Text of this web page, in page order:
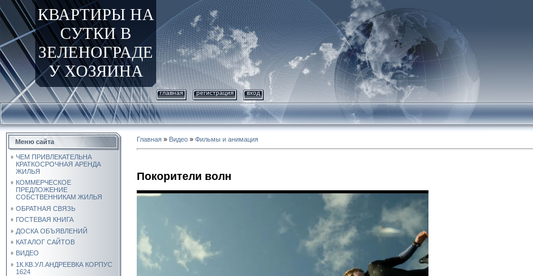
КВАРТИРЫ НА
СУТКИ В
ЗЕЛЕНОГРАДЕ
У ХОЗЯИНА
главная регистрация вход
Меню сайта
ЧЕМ ПРИВЛЕКАТЕЛЬНА
КРАТКОСРОЧНАЯ АРЕНДА
ЖИЛЬЯ
КОММЕРЧЕСКОЕ
ПРЕДЛОЖЕНИЕ
СОБСТВЕННИКАМ ЖИЛЬЯ
ОБРАТНАЯ СВЯЗЬ
ГОСТЕВАЯ КНИГА
ДОСКА ОБЪЯВЛЕНИЙ
КАТАЛОГ САЙТОВ
ВИДЕО
1К.КВ.УЛ.АНДРЕЕВКА КОРПУС
1624
Главная » Видео » Фильмы и анимация
Покорители волн